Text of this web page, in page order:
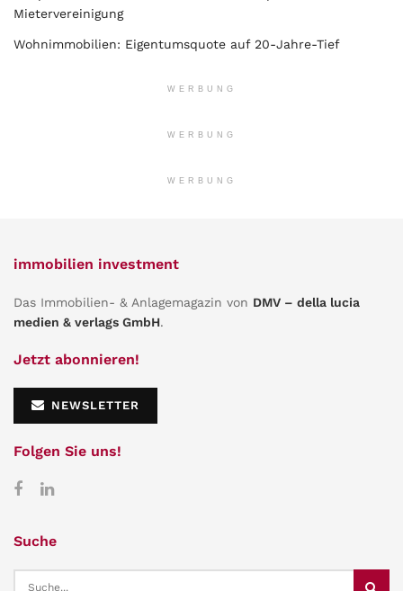
Mietervereinigung
Wohnimmobilien: Eigentumsquote auf 20-Jahre-Tief
WERBUNG
WERBUNG
WERBUNG
immobilien investment
Das Immobilien- & Anlagemagazin von DMV – della lucia
medien & verlags GmbH.
Jetzt abonnieren!
NEWSLETTER
Folgen Sie uns!
Suche